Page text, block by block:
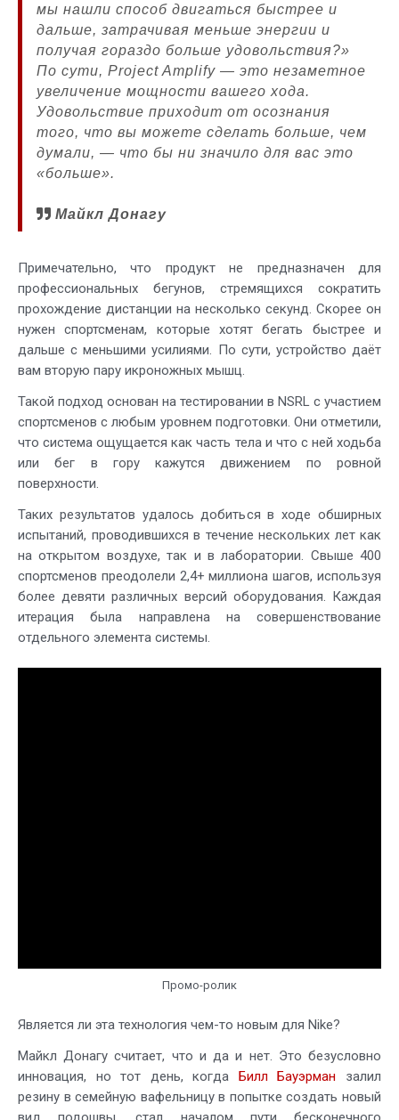
мы нашли способ двигаться быстрее и
дальше, затрачивая меньше энергии и
получая гораздо больше удовольствия?»
По сути, Project Amplify — это незаметное
увеличение мощности вашего хода.
Удовольствие приходит от осознания
того, что вы можете сделать больше, чем
думали, — что бы ни значило для вас это
«больше».
Майкл Донагу
Примечательно, что продукт не предназначен для
профессиональных бегунов, стремящихся сократить
прохождение дистанции на несколько секунд. Скорее он
нужен спортсменам, которые хотят бегать быстрее и
дальше с меньшими усилиями. По сути, устройство даёт
вам вторую пару икроножных мышц.
Такой подход основан на тестировании в NSRL с участием
спортсменов с любым уровнем подготовки. Они отметили,
что система ощущается как часть тела и что с ней ходьба
или бег в гору кажутся движением по ровной
поверхности.
Таких результатов удалось добиться в ходе обширных
испытаний, проводившихся в течение нескольких лет как
на открытом воздухе, так и в лаборатории. Свыше 400
спортсменов преодолели 2,4+ миллиона шагов, используя
более девяти различных версий оборудования. Каждая
итерация была направлена на совершенствование
отдельного элемента системы.
Промо-ролик
Является ли эта технология чем-то новым для Nike?
Майкл Донагу считает, что и да и нет. Это безусловно
инновация, но тот день, когда
Билл Бауэрман залил
резину в семейную вафельницу в попытке создать новый